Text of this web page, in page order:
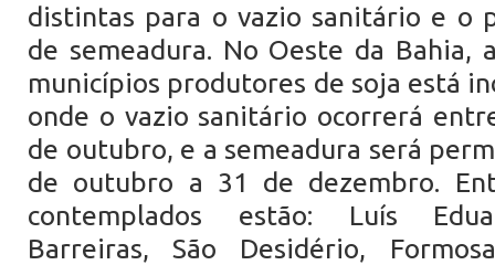
distintas para o vazio sanitário e o
de semeadura. No Oeste da Bahia,
municípios produtores de soja está
onde o vazio sanitário ocorrerá
de outubro, e a semeadura será
de outubro a 31 de dezembro.
contemplados estão: Luís
Barreiras, São Desidério,